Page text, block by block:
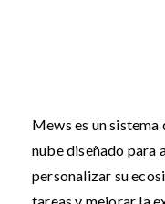
Mews es un
nube diseñado para
personalizar su
tareas y mejorar la